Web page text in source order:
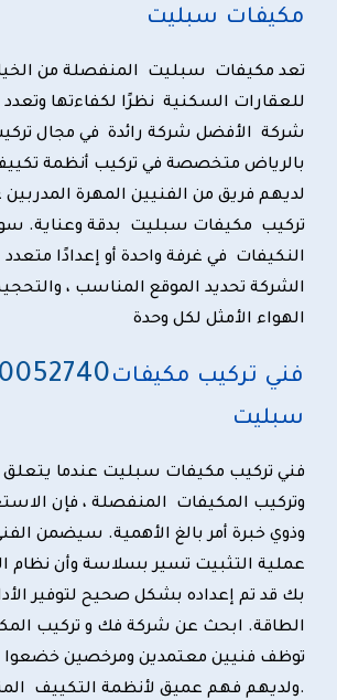
مكيفات سبليت
تعد مكيفات سبليت المنفصلة من
للعقارات السكنية نظرًا لكفاءتها
شركة الأفضل شركة رائدة في مجال
بالرياض متخصصة في تركيب أنظمة
لديهم فريق من الفنيين المهرة
تركيب مكيفات سبليت بدقة وعناية.
النكيفات في غرفة واحدة أو إعدادًا
الشركة تحديد الموقع المناسب ،
الهواء الأمثل لكل وحدة
فني تركيب مكيفات
سبليت
فني تركيب مكيفات سبليت عندما يتعلق
وتركيب المكيفات المنفصلة ، فإن
وذوي خبرة أمر بالغ الأهمية. سيضمن
عملية التثبيت تسير بسلاسة وأن
بك قد تم إعداده بشكل صحيح لتوفير
الطاقة. ابحث عن شركة فك و تركيب
توظف فنيين معتمدين ومرخصين خضعوا
ولديهم فهم عميق لأنظمة التكييف المنفصلة.